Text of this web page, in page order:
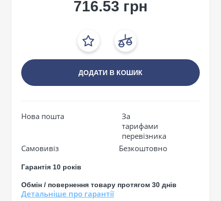
716.53 грн
ДОДАТИ В КОШИК
Нова пошта
За
тарифами
перевізника
Самовивіз
Безкоштовно
Гарантія 10 років
Обмін / повернення товару протягом 30 днів
Детальніше про гарантії